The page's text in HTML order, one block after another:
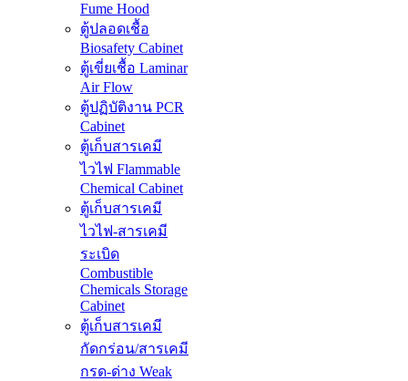
Fume Hood
ตู้ปลอดเชื้อ
Biosafety Cabinet
ตู้เขี่ยเชื้อ Laminar
Air Flow
ตู้ปฏิบัติงาน PCR
Cabinet
ตู้เก็บสารเคมี
ไวไฟ Flammable
Chemical Cabinet
ตู้เก็บสารเคมี
ไวไฟ-สารเคมี
ระเบิด
Combustible
Chemicals Storage
Cabinet
ตู้เก็บสารเคมี
กัดกร่อน/สารเคมี
กรด-ด่าง Weak